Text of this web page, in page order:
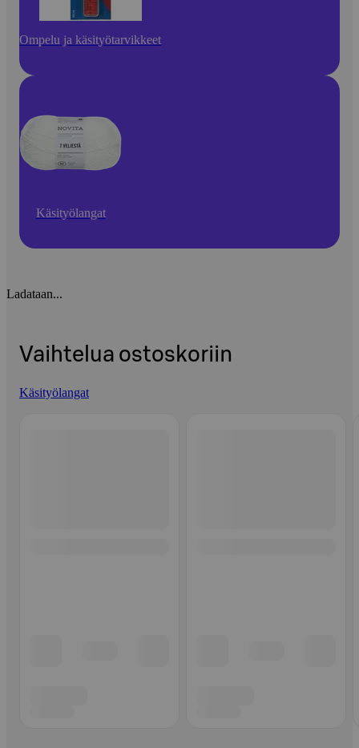
Ompelu ja käsityötarvikkeet
Käsityölangat
Ladataan...
Vaihtelua ostoskoriin
Käsityölangat